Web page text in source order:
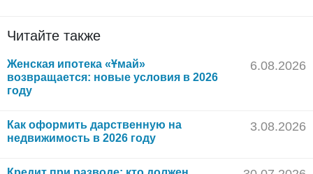
Читайте также
Женская ипотека «Ұмай»
возвращается: новые условия в 2026
году
6.08.2026
Как оформить дарственную на
недвижимость в 2026 году
3.08.2026